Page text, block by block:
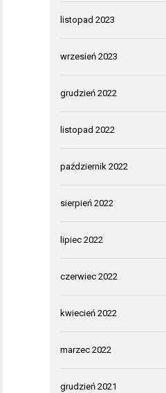
listopad 2023
wrzesień 2023
grudzień 2022
listopad 2022
październik 2022
sierpień 2022
lipiec 2022
czerwiec 2022
kwiecień 2022
marzec 2022
grudzień 2021